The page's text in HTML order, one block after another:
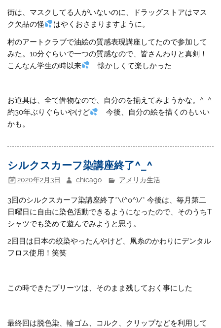
街は、マスクしてる人がいないのに、ドラッグストアはマス
ク欠品の怪
はやくおさまりますように。
村のアートクラブで油絵の質感表現講座してたので参加して
みた。10分ぐらいで一つの質感なので、皆さんわりと真剣！
こんなん学生の時以来
懐かしくて楽しかった
お道具は、全て借物なので、自分のを揃えてみようかな。^_^
約30年ぶりぐらいやけど
今後、自分の絵を描くのもいい
かも。
シルクスカーフ染講座終了^_^
2020年2月3日 chicago アメリカ生活
3回のシルクスカーフ染講座終了*\(^o^)/* 今後は、毎月第二
日曜日に自由に染色活動できるようになったので、そのうちT
シャツでも染めて遊んでみようと思う。
2回目は日本の絞染やったんやけど、凧糸のかわりにデンタル
フロス使用！笑笑
この時できたプリーツは、そのまま残しておく事にした
最終回は脱色染、輪ゴム、コルク、クリップなどを利用して